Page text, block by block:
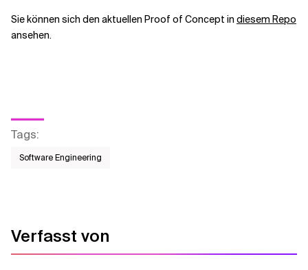
Sie können sich den aktuellen Proof of Concept in diesem Repo
ansehen.
Tags:
Software Engineering
Verfasst von